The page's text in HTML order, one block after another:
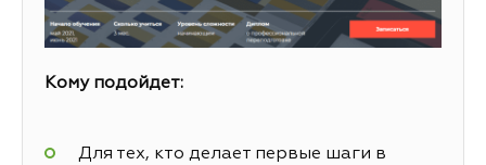
Кому подойдет:
Для тех, кто делает первые шаги в